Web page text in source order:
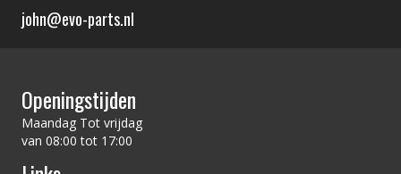
john@evo-parts.nl
Openingstijden
Maandag Tot vrijdag
van 08:00 tot 17:00